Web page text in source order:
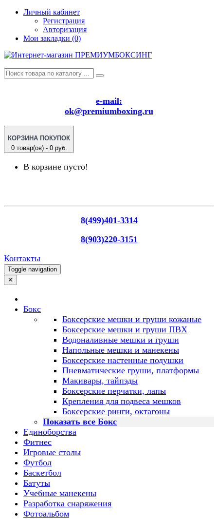
Личный кабинет
Регистрация
Авторизация
Мои закладки (0)
e-mail:
ok@premiumboxing.ru
КОРЗИНА ПОКУПОК
0 товар(ов) - 0 руб.
В корзине пусто!
8(499)401-3314
8(903)220-3151
Контакты
Toggle navigation
✕
Бокс
Боксерские мешки и груши кожаные
Боксерские мешки и груши ПВХ
Водоналивные мешки и груши
Напольные мешки и манекены
Боксерские настенные подушки
Пневматические груши, платформы
Макивары, тайпэды
Боксерские перчатки, лапы
Крепления для подвеса мешков
Боксерские ринги, октагоны
Показать все Бокс
Единоборства
Фитнес
Игровые столы
Футбол
Баскетбол
Батуты
Учебные манекены
Разработка снаряжения
Фотоальбом